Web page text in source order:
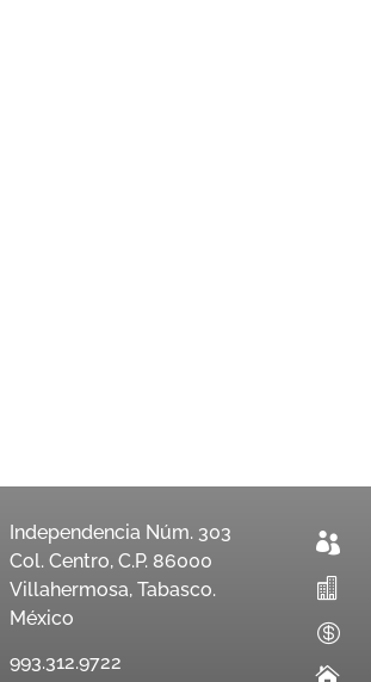
Independencia Núm. 303
Col. Centro, C.P. 86000
Villahermosa, Tabasco.
México
993.312.9722



